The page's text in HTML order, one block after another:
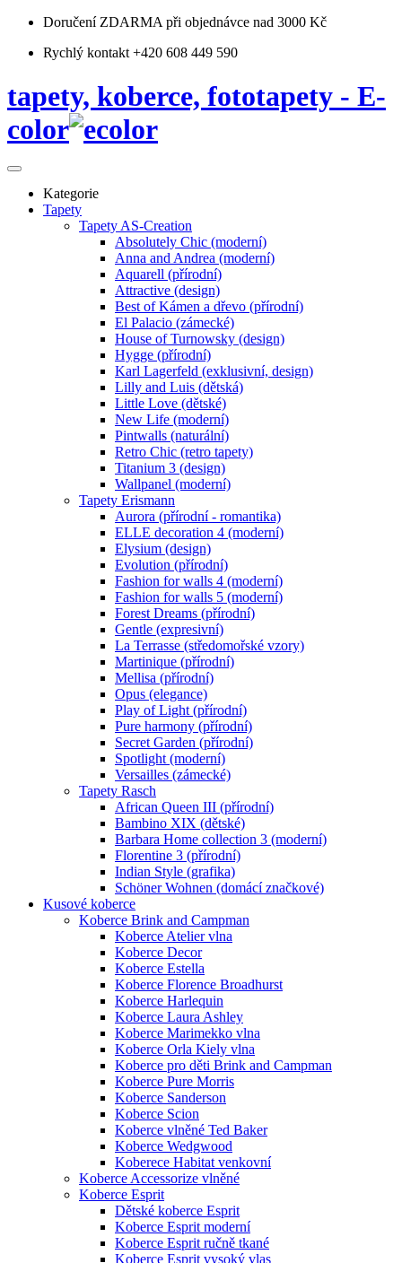
Doručení ZDARMA při objednávce nad 3000 Kč
Rychlý kontakt +420 608 449 590
tapety, koberce, fototapety - E-
color
Kategorie
Tapety
Tapety AS-Creation
Absolutely Chic (moderní)
Anna and Andrea (moderní)
Aquarell (přírodní)
Attractive (design)
Best of Kámen a dřevo (přírodní)
El Palacio (zámecké)
House of Turnowsky (design)
Hygge (přírodní)
Karl Lagerfeld (exklusivní, design)
Lilly and Luis (dětská)
Little Love (dětské)
New Life (moderní)
Pintwalls (naturální)
Retro Chic (retro tapety)
Titanium 3 (design)
Wallpanel (moderní)
Tapety Erismann
Aurora (přírodní - romantika)
ELLE decoration 4 (moderní)
Elysium (design)
Evolution (přírodní)
Fashion for walls 4 (moderní)
Fashion for walls 5 (moderní)
Forest Dreams (přírodní)
Gentle (expresivní)
La Terrasse (středomořské vzory)
Martinique (přírodní)
Mellisa (přírodní)
Opus (elegance)
Play of Light (přírodní)
Pure harmony (přírodní)
Secret Garden (přírodní)
Spotlight (moderní)
Versailles (zámecké)
Tapety Rasch
African Queen III (přírodní)
Bambino XIX (dětské)
Barbara Home collection 3 (moderní)
Florentine 3 (přírodní)
Indian Style (grafika)
Schöner Wohnen (domácí značkové)
Kusové koberce
Koberce Brink and Campman
Koberce Atelier vlna
Koberce Decor
Koberce Estella
Koberce Florence Broadhurst
Koberce Harlequin
Koberce Laura Ashley
Koberce Marimekko vlna
Koberce Orla Kiely vlna
Koberce pro děti Brink and Campman
Koberce Pure Morris
Koberce Sanderson
Koberce Scion
Koberce vlněné Ted Baker
Koberce Wedgwood
Koberece Habitat venkovní
Koberce Accessorize vlněné
Koberce Esprit
Dětské koberce Esprit
Koberce Esprit moderní
Koberce Esprit ručně tkané
Koberce Esprit vysoký vlas